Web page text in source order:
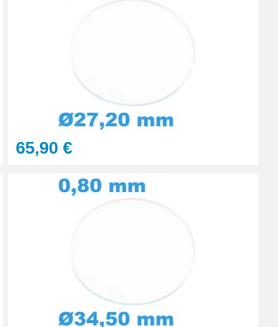
Ajouter au panier
65,90 €